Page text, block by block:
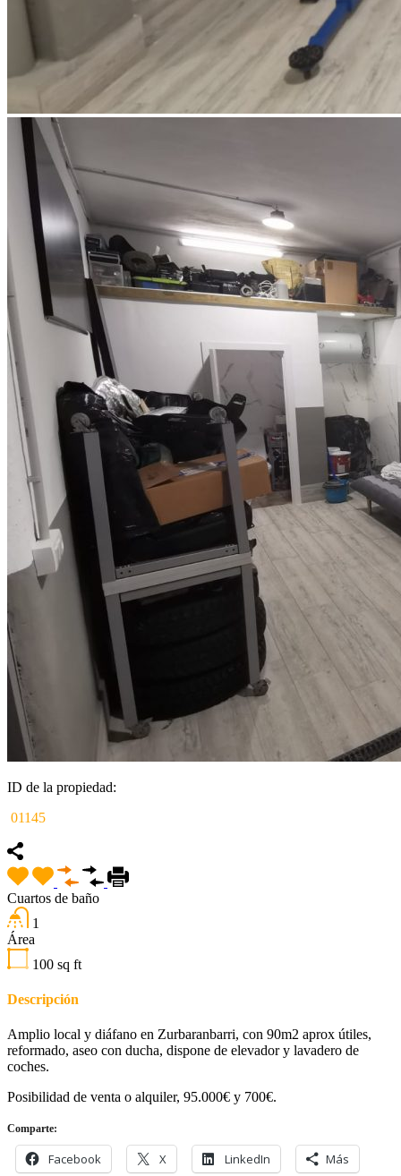
ID de la propiedad:
01145
Cuartos de baño
1
Área
100 sq ft
Descripción
Amplio local y diáfano en Zurbaranbarri, con 90m2 aprox útiles,
reformado, aseo con ducha, dispone de elevador y lavadero de
coches.
Posibilidad de venta o alquiler, 95.000€ y 700€.
Comparte:
Facebook X LinkedIn Más